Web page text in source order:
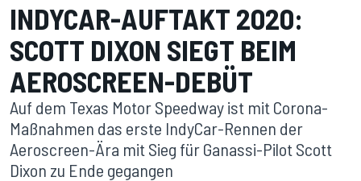
INDYCAR-AUFTAKT 2020:
SCOTT DIXON SIEGT BEIM
AEROSCREEN-DEBÜT
Auf dem Texas Motor Speedway ist mit Corona-
Maßnahmen das erste IndyCar-Rennen der
Aeroscreen-Ära mit Sieg für Ganassi-Pilot Scott
Dixon zu Ende gegangen